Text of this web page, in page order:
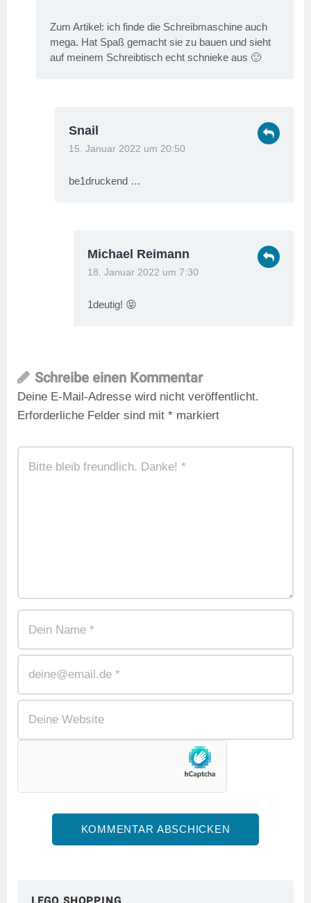
Zum Artikel: ich finde die Schreibmaschine auch
mega. Hat Spaß gemacht sie zu bauen und sieht
auf meinem Schreibtisch echt schnieke aus 🙂
Snail
15. Januar 2022 um 20:50
be1druckend …
Michael Reimann
18. Januar 2022 um 7:30
1deutig! 😝
Schreibe einen Kommentar
Deine E-Mail-Adresse wird nicht veröffentlicht.
Erforderliche Felder sind mit * markiert